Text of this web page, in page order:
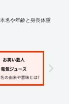
名や年齢と身長体重